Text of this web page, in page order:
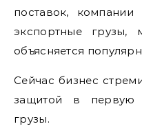
поставок, компании
экспортные грузы,
объясняется
Сейчас бизнес
защитой в первую
грузы.